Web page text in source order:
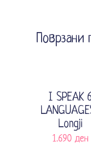
Поврзани
Sold
Прочитај
I SPEAK
Longji
1.690 ден